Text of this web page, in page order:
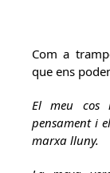
Com a
que ens
El meu cos
pensament i
marxa lluny.